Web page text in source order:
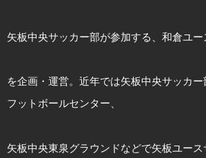
矢板中央サッカー部が参加する、和倉ユ
を企画・運営。近年では矢板中央サッカ
フットボールセンター、
矢板中央東泉グラウンドなどで矢板ユー